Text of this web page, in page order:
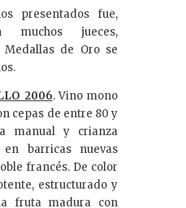
presentados fue,
muchos jueces,
de Oro se
2006. Vino mono
cepas de entre 80 y
manual y crianza
barricas nuevas
francés. De color
estructurado y
fruta madura con